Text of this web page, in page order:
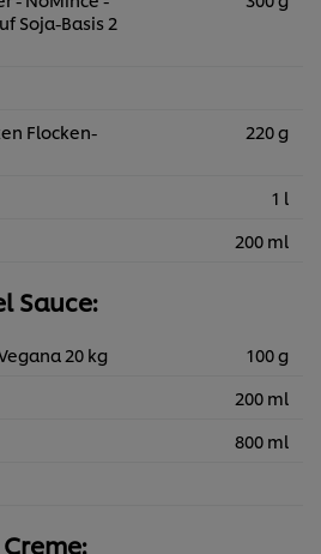
Soja-Basis 2
Flocken-
220 g
1 l
200 ml
Sauce:
20 kg
100 g
200 ml
800 ml